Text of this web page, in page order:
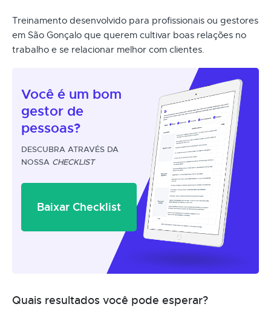
Treinamento desenvolvido para profissionais ou gestores
em São Gonçalo que querem cultivar boas relações no
trabalho e se relacionar melhor com clientes.
Você é um bom
gestor de
pessoas?
DESCUBRA ATRAVÉS DA
NOSSA CHECKLIST
Baixar Checklist
Quais resultados você pode esperar?